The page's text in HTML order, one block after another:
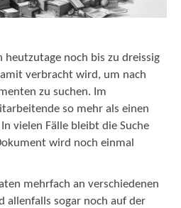
heutzutage noch bis zu dreissig
verbracht wird, um nach
zu suchen. Im
so mehr als einen
vielen Fälle bleibt die Suche
wird noch einmal
mehrfach an verschiedenen
allenfalls sogar noch auf der